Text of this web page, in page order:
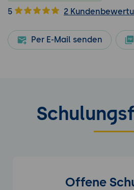
5 2
Per E-Mail senden
Offene